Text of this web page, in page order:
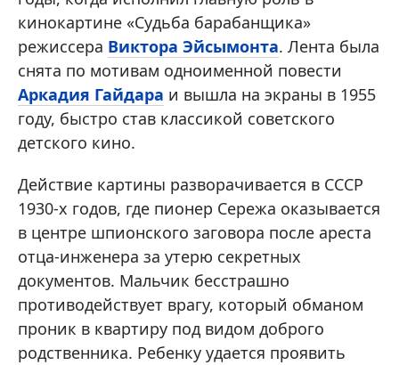
кинокартине «Судьба барабанщика»
режиссера Виктора Эйсымонта. Лента была
снята по мотивам одноименной повести
Аркадия Гайдара и вышла на экраны в 1955
году, быстро став классикой советского
детского кино.
Действие картины разворачивается в СССР
1930-х годов, где пионер Сережа оказывается
в центре шпионского заговора после ареста
отца-инженера за утерю секретных
документов. Мальчик бесстрашно
противодействует врагу, который обманом
проник в квартиру под видом доброго
родственника. Ребенку удается проявить